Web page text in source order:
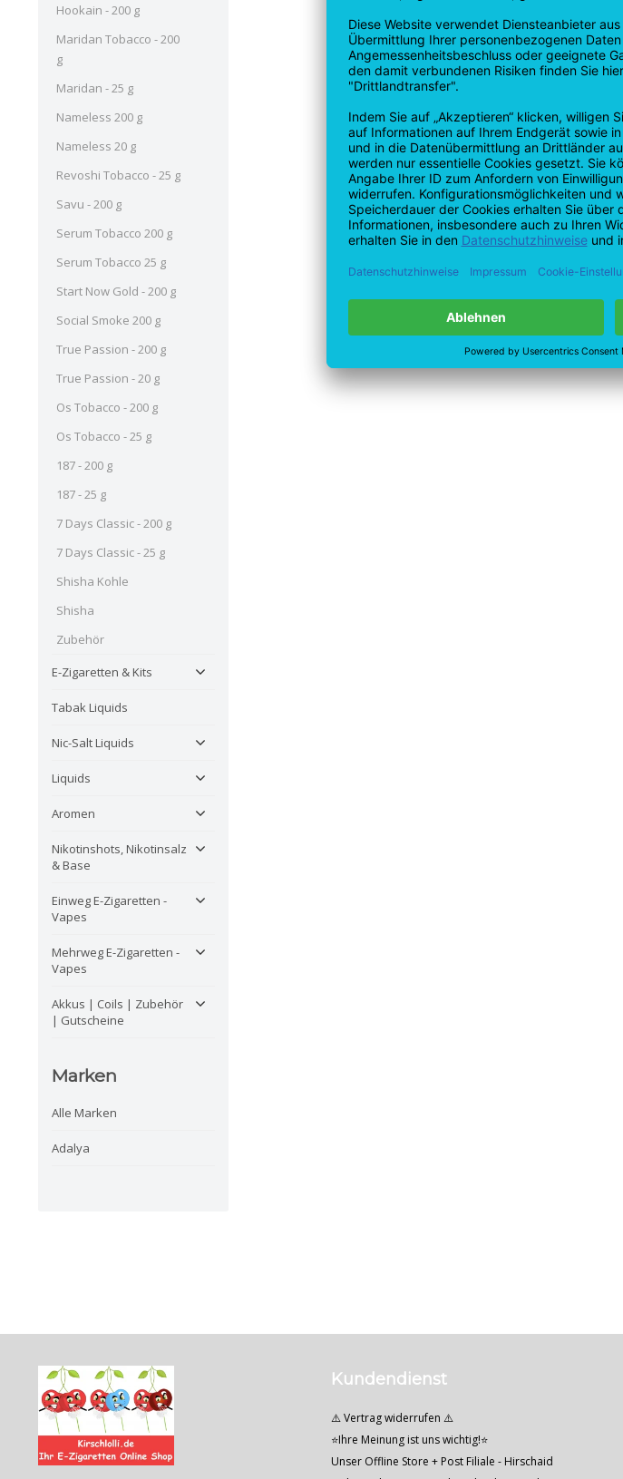
Hookain - 200 g
Maridan Tobacco - 200
g
Maridan - 25 g
Nameless 200 g
Nameless 20 g
Revoshi Tobacco - 25 g
Savu - 200 g
Serum Tobacco 200 g
Serum Tobacco 25 g
Start Now Gold - 200 g
Social Smoke 200 g
True Passion - 200 g
True Passion - 20 g
Os Tobacco - 200 g
Os Tobacco - 25 g
187 - 200 g
187 - 25 g
7 Days Classic - 200 g
7 Days Classic - 25 g
Shisha Kohle
Shisha
Zubehör
E-Zigaretten & Kits
Tabak Liquids
Nic-Salt Liquids
Liquids
Aromen
Nikotinshots, Nikotinsalz
& Base
Einweg E-Zigaretten -
Vapes
Mehrweg E-Zigaretten -
Vapes
Akkus | Coils | Zubehör
| Gutscheine
Marken
Alle Marken
Adalya
Kundendienst
⚠️ Vertrag widerrufen ⚠️
⭐Ihre Meinung ist uns wichtig!⭐
Unser Offline Store + Post Filiale - Hirschaid